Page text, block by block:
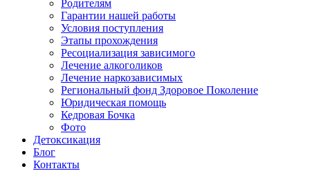
Родителям
Гарантии нашей работы
Условия поступления
Этапы прохождения
Ресоциализация зависимого
Лечение алкоголиков
Лечение наркозависимых
Региональный фонд Здоровое Поколение
Юридическая помощь
Кедровая Бочка
Фото
Детоксикация
Блог
Контакты